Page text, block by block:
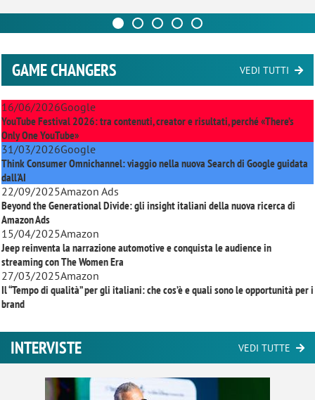
GAME CHANGERS VEDI TUTTI
16/06/2026Google
YouTube Festival 2026: tra contenuti, creator e risultati, perché «There’s
Only One YouTube»
31/03/2026Google
Think Consumer Omnichannel: viaggio nella nuova Search di Google guidata
dall'AI
22/09/2025Amazon Ads
Beyond the Generational Divide: gli insight italiani della nuova ricerca di
Amazon Ads
15/04/2025Amazon
Jeep reinventa la narrazione automotive e conquista le audience in
streaming conThe Women Era
27/03/2025Amazon
Il “Tempo di qualità” per gli italiani: che cos’è e quali sono le opportunità per i
brand
INTERVISTE VEDI TUTTE